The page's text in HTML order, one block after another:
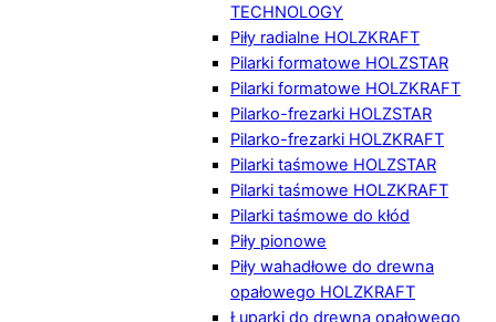
TECHNOLOGY
Piły radialne HOLZKRAFT
Pilarki formatowe HOLZSTAR
Pilarki formatowe HOLZKRAFT
Pilarko-frezarki HOLZSTAR
Pilarko-frezarki HOLZKRAFT
Pilarki taśmowe HOLZSTAR
Pilarki taśmowe HOLZKRAFT
Pilarki taśmowe do kłód
Piły pionowe
Piły wahadłowe do drewna
opałowego HOLZKRAFT
Łuparki do drewna opałowego